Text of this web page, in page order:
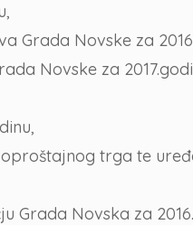
Grada Novske za
Novske za
trga te
Grada Novska za